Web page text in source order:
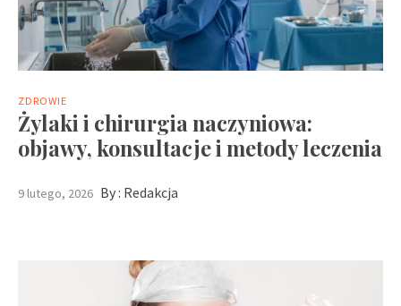
ZDROWIE
Żylaki i chirurgia naczyniowa:
objawy, konsultacje i metody leczenia
9 lutego, 2026 By : Redakcja